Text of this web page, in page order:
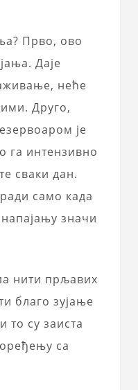
Прво, ово
Даје
неће
Друго,
је
га интензивно
сваки дан.
само када
значи
нити прљавих
благо зујање
то су заиста
са